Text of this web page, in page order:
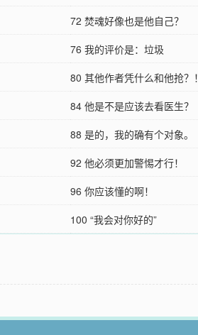
72 焚魂好像也是他自己？
76 我的评价是：垃圾
80 其他作者凭什么和他抢？！
84 他是不是应该去看医生？
88 是的，我的确有个对象。
92 他必须更加警惕才行！
96 你应该懂的啊！
100 “我会对你好的”